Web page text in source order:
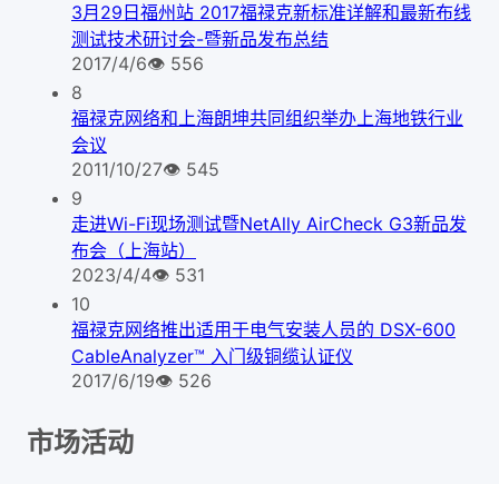
3月29日福州站 2017福禄克新标准详解和最新布线
测试技术研讨会-暨新品发布总结
2017/4/6👁 556
8
福禄克网络和上海朗坤共同组织举办上海地铁行业
会议
2011/10/27👁 545
9
走进Wi-Fi现场测试暨NetAlly AirCheck G3新品发
布会（上海站）
2023/4/4👁 531
10
福禄克网络推出适用于电气安装人员的 DSX-600
CableAnalyzer™ 入门级铜缆认证仪
2017/6/19👁 526
市场活动